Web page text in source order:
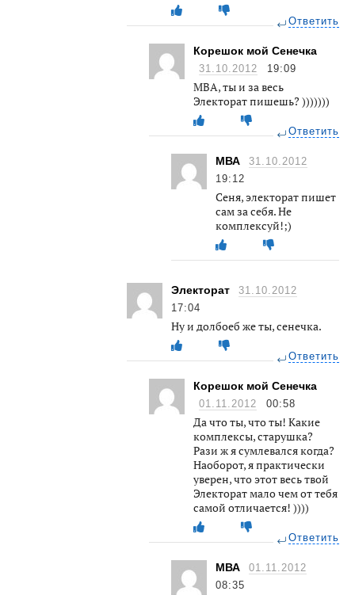
Ответить
Корешок мой Сенечка
31.10.2012 19:09
МВА, ты и за весь
Электорат пишешь? )))))))
Ответить
МВА
31.10.2012
19:12
Сеня, электорат пишет
сам за себя. Не
комплексуй!;)
Электорат
31.10.2012
17:04
Ну и долбоеб же ты, сенечка.
Ответить
Корешок мой Сенечка
01.11.2012 00:58
Да что ты, что ты! Какие
комплексы, старушка?
Рази ж я сумлевался когда?
Наоборот, я практически
уверен, что этот весь твой
Электорат мало чем от тебя
самой отличается! ))))
Ответить
МВА
01.11.2012
08:35